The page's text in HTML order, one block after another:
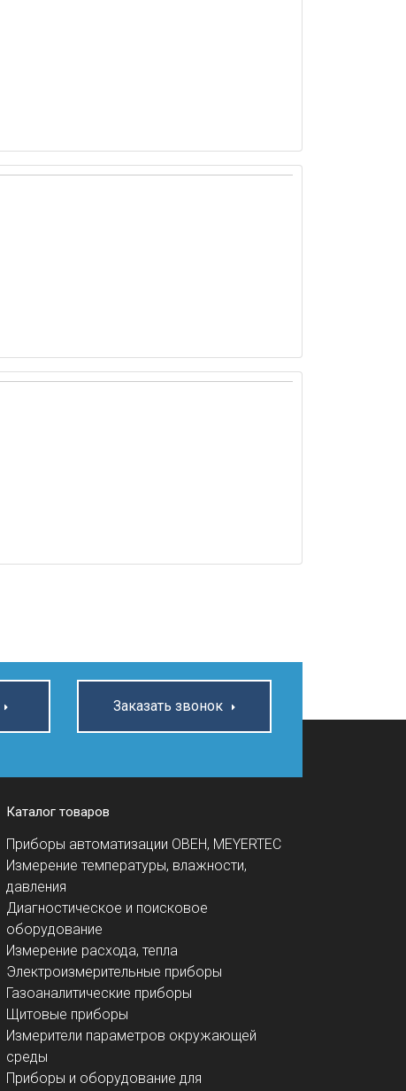
Заказать звонок
Каталог товаров
Приборы автоматизации ОВЕН, MEYERTEC
Измерение температуры, влажности,
давления
Диагностическое и поисковое
оборудование
Измерение расхода, тепла
Электроизмерительные приборы
Газоаналитические приборы
Щитовые приборы
Измерители параметров окружающей
среды
Приборы и оборудование для